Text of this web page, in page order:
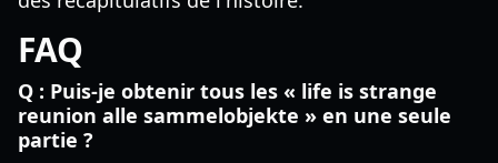
FAQ
Q : Puis-je obtenir tous les « life is strange
reunion alle sammelobjekte » en une seule
partie ?